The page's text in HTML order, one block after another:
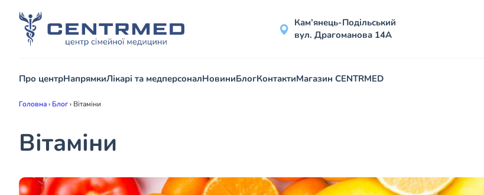
Кам’янець-Подільський
вул. Драгоманова 14А
Про центрНапрямкиЛікарі та медперсоналНовиниБлогКонтактиМагазин CENTRMED
Головна› Блог› Вітаміни
Вітаміни